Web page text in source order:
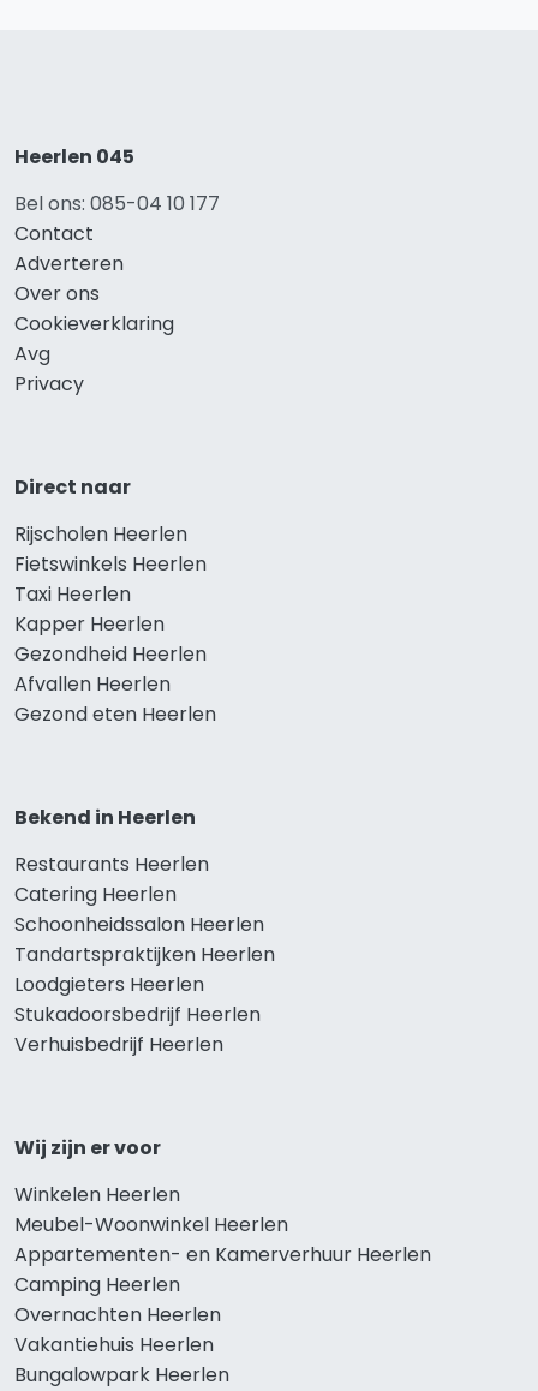
Heerlen 045
Bel ons: 085-04 10 177
Contact
Adverteren
Over ons
Cookieverklaring
Avg
Privacy
Direct naar
Rijscholen Heerlen
Fietswinkels Heerlen
Taxi Heerlen
Kapper Heerlen
Gezondheid Heerlen
Afvallen Heerlen
Gezond eten Heerlen
Bekend in Heerlen
Restaurants Heerlen
Catering Heerlen
Schoonheidssalon Heerlen
Tandartspraktijken Heerlen
Loodgieters Heerlen
Stukadoorsbedrijf Heerlen
Verhuisbedrijf Heerlen
Wij zijn er voor
Winkelen Heerlen
Meubel-Woonwinkel Heerlen
Appartementen- en Kamerverhuur Heerlen
Camping Heerlen
Overnachten Heerlen
Vakantiehuis Heerlen
Bungalowpark Heerlen